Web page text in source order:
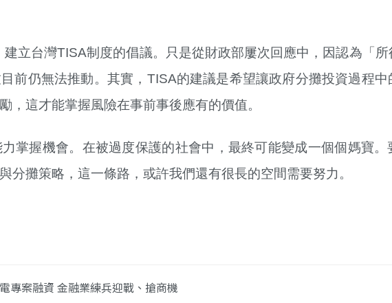
立台灣TISA制度的倡議。只是從財政部屢次回應中，因認為「所
前仍無法推動。其實，TISA的建議是希望讓政府分攤投資過程中
，這才能掌握風險在事前事後應有的價值。
掌握機會。在被過度保護的社會中，最終可能變成一個個媽寶。
分攤策略，這一條路，或許我們還有很長的空間需要努力。
專案融資 金融業練兵迎戰、搶商機